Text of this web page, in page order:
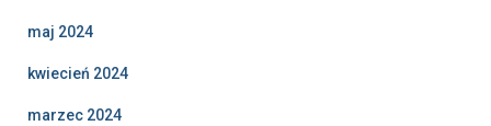
maj 2024
kwiecień 2024
marzec 2024